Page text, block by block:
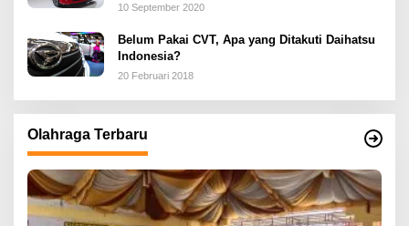
10 September 2020
Belum Pakai CVT, Apa yang Ditakuti Daihatsu
Indonesia?
20 Februari 2018
Olahraga Terbaru